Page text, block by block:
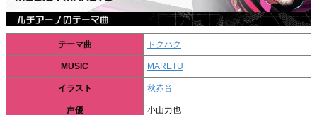
テーマ曲 ドクハク
MUSIC MARETU
イラスト 秋赤音
声優 小山力也